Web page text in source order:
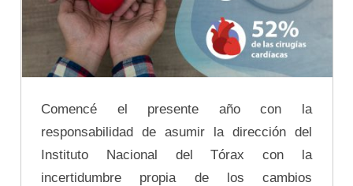
Comencé el presente año con la
responsabilidad de asumir la dirección del
Instituto Nacional del Tórax con la
incertidumbre propia de los cambios